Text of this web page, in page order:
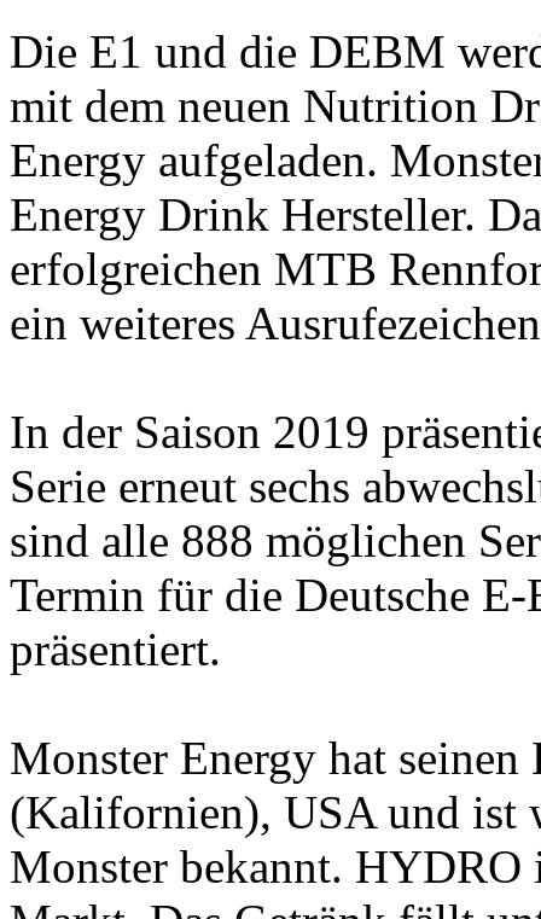
Die E1 und die DEBM
mit dem neuen Nutrition
Energy aufgeladen.
Energy Drink Hersteller.
erfolgreichen MTB
ein weiteres
In der Saison 2019
Serie erneut sechs
sind alle 888 möglichen
Termin für die Deutsche
präsentiert.
Monster Energy hat
(Kalifornien), USA und ist
Monster bekannt. HYDRO